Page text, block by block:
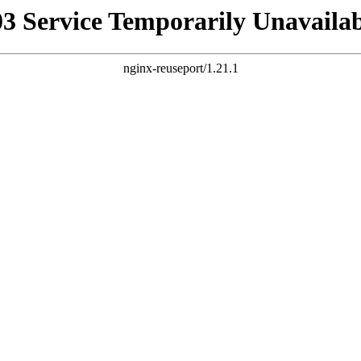
Service Temporarily
nginx-reuseport/1.21.1